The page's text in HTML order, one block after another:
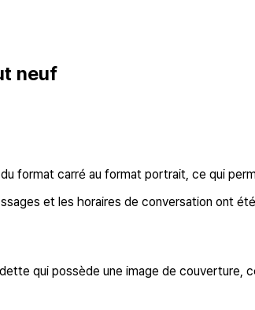
neuf
format carré au format portrait, ce qui
et les horaires de conversation ont
qui possède une image de